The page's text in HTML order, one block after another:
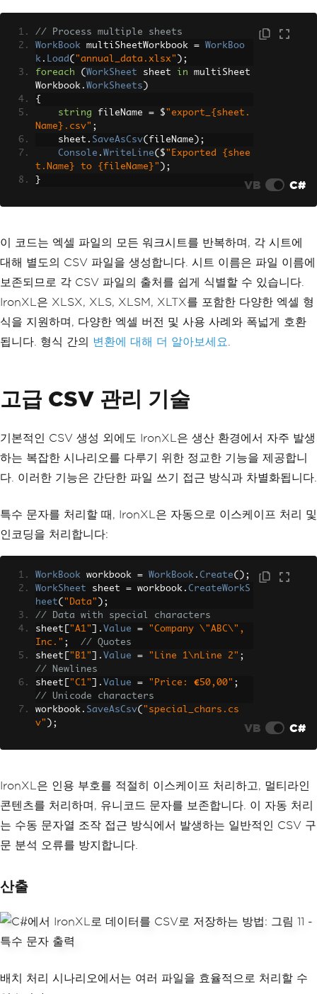
// Process multiple sheets
WorkBook multiSheetWorkbook =
WorkBoo
k . Load ( "annual_data.xlsx" );
foreach
( WorkSheet sheet in multiSheet
Workbook . WorkSheets )
{
string fileName = $ "export_{sheet.
Name}.csv" ;
    sheet
. SaveAsCsv( fileName );
Console . WriteLine( $ "Exported {shee
t.Name} to {fileName}" );
}
VB C#
이 코드는 엑셀 파일의 모든 워크시트를 반복하며, 각 시트에
대해 별도의 CSV 파일을 생성합니다. 시트 이름은 파일 이름에
보존되므로 각 CSV 파일의 출처를 쉽게 식별할 수 있습니다.
IronXL은 XLSX, XLS, XLSM, XLTX를 포함한 다양한 엑셀 형
식을 지원하며, 다양한 엑셀 버전 및 사용 사례와 폭넓게 호환
됩니다. 형식 간의
변환에 대해 더 알아보세요
고급 CSV 관리 기술
기본적인 CSV 생성 외에도 IronXL은 생산 환경에서 자주 발생
하는 복잡한 시나리오를 다루기 위한 정교한 기능을 제공합니
다. 이러한 기능은 간단한 파일 쓰기 접근 방식과 차별화됩니다.
특수 문자를 처리할 때, IronXL은 자동으로 이스케이프 처리 및
인코딩을 처리합니다:
WorkBook workbook = WorkBook . Create();
WorkSheet sheet = workbook . CreateWorkS
heet( "Data" );
// Data with special characters
sheet
"A1" ]. Value =
"Company \"ABC\",
Inc." ;
// Quotes
sheet
"B1" ]. Value = "Line 1\nLine 2" ;
// Newlines
sheet
"C1" ]. Value = "Price: €50,00" ;
// Unicode characters
workbook . SaveAsCsv( "special_chars.cs
v" ); VB C#
IronXL은 인용 부호를 적절히 이스케이프 처리하고, 멀티라인
콘텐츠를 처리하며, 유니코드 문자를 보존합니다. 이 자동 처리
는 수동 문자열 조작 접근 방식에서 발생하는 일반적인 CSV 구
문 분석 오류를 방지합니다.
산출
배치 처리 시나리오에서는 여러 파일을 효율적으로 처리할 수